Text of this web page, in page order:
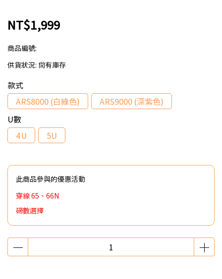
NT$1,999
商品編號:
供貨狀況: 尚有庫存
款式
ARS8000 (白綠色)
ARS9000 (深紫色)
U數
4U
5U
此商品參與的優惠活動
穿線 65、66N
磅數選擇